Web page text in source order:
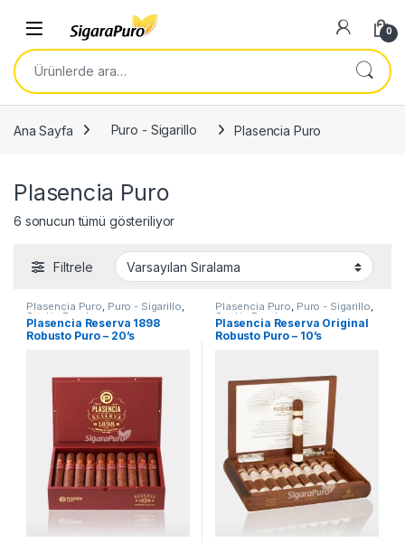
Open 0
Ara:
Ana Sayfa Puro - Sigarillo Plasencia Puro
Plasencia Puro
6 sonucun tümü gösteriliyor
Filtrele
Plasencia Puro, Puro - Sigarillo,
Seçkin Purolar
Plasencia Reserva 1898
Robusto Puro – 20’s
Plasencia Puro, Puro - Sigarillo,
Seçkin Purolar
Plasencia Reserva Original
Robusto Puro – 10’s